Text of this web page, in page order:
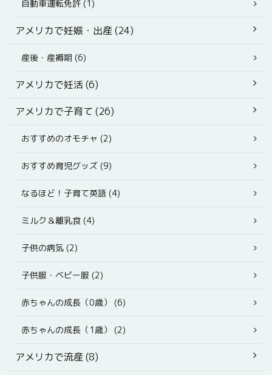
自動車運転免許 (1)
アメリカで妊娠・出産 (24)
産後・産褥期 (6)
アメリカで妊活 (6)
アメリカで子育て (26)
おすすめのオモチャ (2)
おすすめ育児グッズ (9)
なるほど！子育て英語 (4)
ミルク＆離乳食 (4)
子供の病気 (2)
子供服・ベビー服 (2)
赤ちゃんの成長（0歳） (6)
赤ちゃんの成長（1歳） (2)
アメリカで流産 (8)